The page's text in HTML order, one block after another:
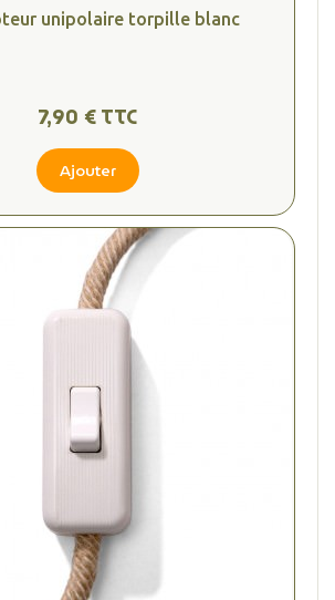
unipolaire torpille blanc
7,90 € TTC
Ajouter